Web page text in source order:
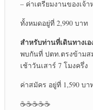
– ค่าเตรียมงานของเจ้
ทั้งหมดอยู่ที่ 2,990 บาท
สำหรับท่านที่เดินทางเอ
พบกันที่ ปตท.ตรงข้ามส
เช้าวันเสาร์ 7 โมงครึ่ง
ค่าสมัคร อยู่ที่ 1,590 บา
☕☕☕☕☕